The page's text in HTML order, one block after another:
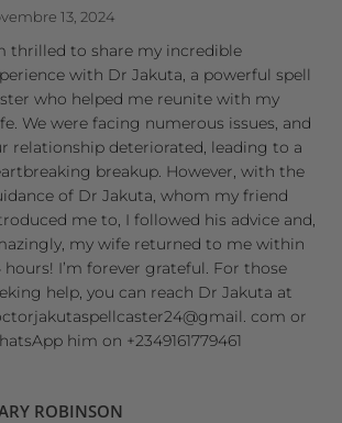
13, 2024
thrilled to share my incredible
with Dr Jakuta, a powerful spell
who helped me reunite with my
We were facing numerous issues, and
relationship deteriorated, leading to a
breakup. However, with the
of Dr Jakuta, whom my friend
me to, I followed his advice and,
my wife returned to me within
hours! I’m forever grateful. For those
help, you can reach Dr Jakuta at
com or
him on +2349161779461
ROBINSON